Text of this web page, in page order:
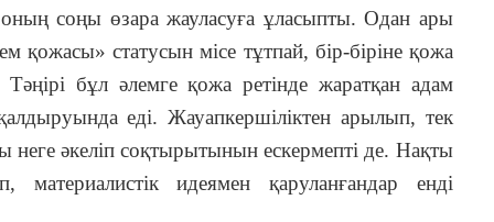
соңы өзара жауласуға ұласыпты. Одан ары
статусын місе тұтпай, бір-біріне қожа
бұл әлемге қожа ретінде жаратқан адам
еді. Жауапкершіліктен арылып, тек
әкеліп соқтырытынын ескермепті де. Нақты
идеямен қаруланғандар енді